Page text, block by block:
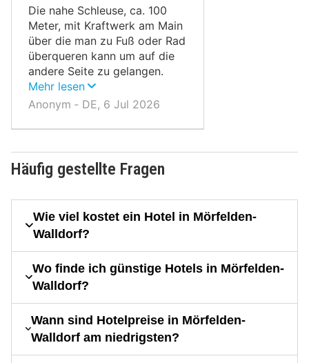
Die nahe Schleuse, ca. 100
Meter, mit Kraftwerk am Main
über die man zu Fuß oder Rad
überqueren kann um auf die
andere Seite zu gelangen.
Dort sind Restaurants und
Eisdiele.
Mehr lesen
Anonym ‐ DE, 6 Jul 2026
Häufig gestellte Fragen
Wie viel kostet ein Hotel in Mörfelden-
Walldorf?
Wo finde ich günstige Hotels in Mörfelden-
Walldorf?
Wann sind Hotelpreise in Mörfelden-
Walldorf am niedrigsten?